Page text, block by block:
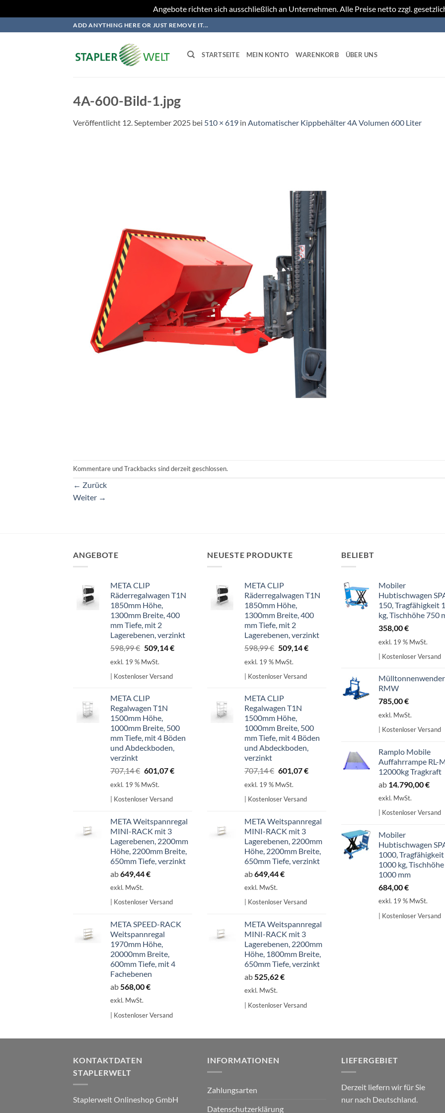
Angebote richten sich ausschließlich an Unternehmen. Alle Preise netto zzgl.
Inhalt
ADD ANYTHING HERE OR JUST REMOVE IT...
STARTSEITE MEIN KONTO WARENKORB ÜBER UNS
4A-600-Bild-1.jpg
Veröffentlicht 12. September 2025 bei 510 × 619 in Automatischer Kippbehälter 4A Volumen 600 Liter
Kommentare und Trackbacks sind derzeit geschlossen.
← Zurück
Weiter →
ANGEBOTE
META CLIP
Räderregalwagen T1N
1850mm Höhe,
1300mm Breite, 400
mm Tiefe, mit 2
Lagerebenen, verzinkt
598,99€ Ursprünglicher
Preis
598,99 €
509,14€Aktueller
exkl. 19 % MwSt.
| Kostenloser Versand
META CLIP
Regalwagen T1N
1500mm Höhe,
1000mm Breite, 500
mm Tiefe, mit 4 Böden
und Abdeckboden,
verzinkt
707,14€ Ursprünglicher
Preis
707,14 €
601,07€Aktueller
exkl. 19 % MwSt.
| Kostenloser Versand
META Weitspannregal
MINI-RACK mit 3
Lagerebenen, 2200mm
Höhe, 2200mm Breite,
650mm Tiefe, verzinkt
ab649,44€
exkl. MwSt.
| Kostenloser Versand
META SPEED-RACK
Weitspannregal
1970mm Höhe,
20000mm Breite,
600mm Tiefe, mit 4
Fachebenen
ab 568,00€
exkl. MwSt.
| Kostenloser Versand
NEUESTE PRODUKTE
META CLIP
Räderregalwagen T1N
1850mm Höhe,
1300mm Breite, 400
mm Tiefe, mit 2
Lagerebenen, verzinkt
598,99€ Ursprünglicher
Preis
598,99 €
509,14€Aktueller
exkl. 19 % MwSt.
| Kostenloser Versand
META CLIP
Regalwagen T1N
1500mm Höhe,
1000mm Breite, 500
mm Tiefe, mit 4 Böden
und Abdeckboden,
verzinkt
707,14€ Ursprünglicher
Preis
707,14 €
601,07€Aktueller
exkl. 19 % MwSt.
| Kostenloser Versand
META Weitspannregal
MINI-RACK mit 3
Lagerebenen, 2200mm
Höhe, 2200mm Breite,
650mm Tiefe, verzinkt
ab649,44€
exkl. MwSt.
| Kostenloser Versand
META Weitspannregal
MINI-RACK mit 3
Lagerebenen, 2200mm
Höhe, 1800mm Breite,
650mm Tiefe, verzinkt
ab 525,62€
exkl. MwSt.
| Kostenloser Versand
BELIEBT
Mobiler
Hubtischwagen
150, Tragfähigkeit
kg, Tischhöhe 750
358,00€
exkl. 19 % MwSt.
| Kostenloser Versand
RMW
785,00€
exkl. MwSt.
| Kostenloser Versand
Ramplo Mobile
Auffahrrampe RL-
12000kg Tragkraft
ab 14.790,00€
exkl. MwSt.
| Kostenloser Versand
Mobiler
Hubtischwagen
1000, Tragfähigkeit
1000 kg, Tischhöhe
1000 mm
684,00€
exkl. 19 % MwSt.
| Kostenloser Versand
KONTAKTDATEN
STAPLERWELT
Staplerwelt Onlineshop GmbH
INFORMATIONEN
Zahlungsarten
Datenschutzerklärung
LIEFERGEBIET
Derzeit liefern wir für Sie
nur nach Deutschland.